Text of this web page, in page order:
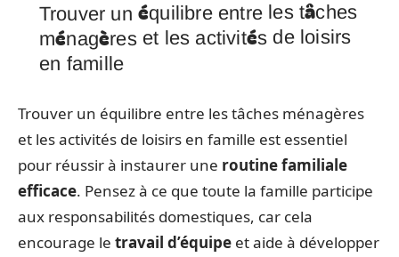
Trouver un équilibre entre les tâches
ménagères et les activités de loisirs
en famille
Trouver un équilibre entre les tâches ménagères
et les activités de loisirs en famille est essentiel
pour réussir à instaurer une routine familiale
efficace. Pensez à ce que toute la famille participe
aux responsabilités domestiques, car cela
encourage le travail d’équipe et aide à développer